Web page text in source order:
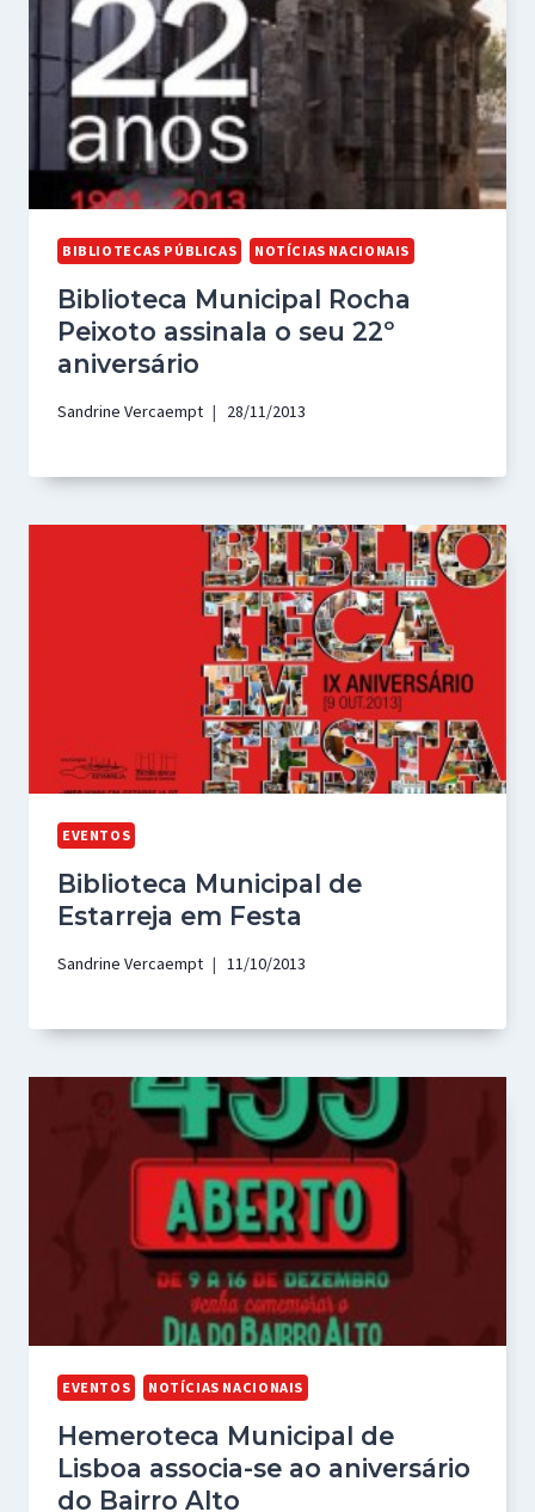
BIBLIOTECAS PÚBLICAS NOTÍCIAS NACIONAIS
Biblioteca Municipal Rocha
Peixoto assinala o seu 22º
aniversário
Sandrine Vercaempt 28/11/2013
EVENTOS
Biblioteca Municipal de
Estarreja em Festa
Sandrine Vercaempt 11/10/2013
EVENTOS NOTÍCIAS NACIONAIS
Hemeroteca Municipal de
Lisboa associa-se ao aniversário
do Bairro Alto